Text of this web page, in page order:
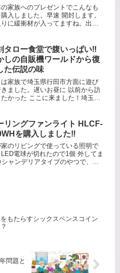
家族へのプレゼントでこんなも
入しました。早速 開封します。
に緩衝材が入ってますね。出て
が開発した家庭用のプラネタリ
、2005年に初めて発売され...
タロー食堂で腹いっぱい‼️
しの自販機ワールドから復
た伝説の味
家族で埼玉県行田市方面に遊び
きました。遅いお昼に 以前から訪
かった ここに来ました！埼玉県
タロー」が閉店した後に2022年9
たに食堂として生まれ変...
ングファンライト HLCF-
を購入しました‼️
のリビングで使っている照明で
電球が切れたので1個 外してま
ャンデリアタイプのやつで、以
もたらすシックスペンスコイン
問題と